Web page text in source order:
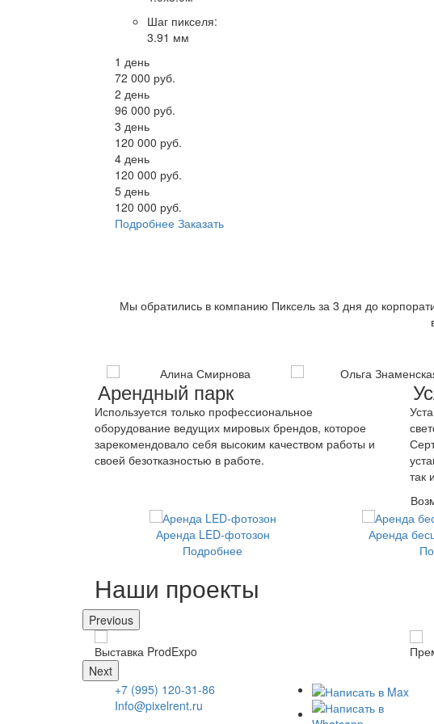
Шаг пикселя:
3.91 мм
1 день
72 000 руб.
2 день
96 000 руб.
3 день
120 000 руб.
4 день
120 000 руб.
5 день
120 000 руб.
Подробнее Заказать
Мы обратились в компанию Пиксель за 3 дня до
Арендный парк
Используется только профессиональное
оборудование ведущих мировых брендов, которое
зарекомендовало себя высоким качеством работы и
своей безотказностью в работе.
так
Аренда LED-фотозон
Подробнее
Аренда
Наши проекты
Previous
Выставка ProdExpo
Next
+7 (995) 120-31-86
Info@pixelrent.ru